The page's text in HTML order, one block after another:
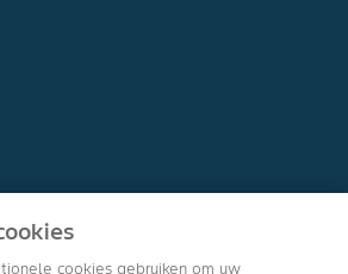
cookies gebruiken om uw